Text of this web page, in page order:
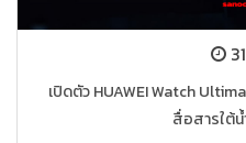
เปิดตัว HUAWEI Watch
สื่อสารใต้น้